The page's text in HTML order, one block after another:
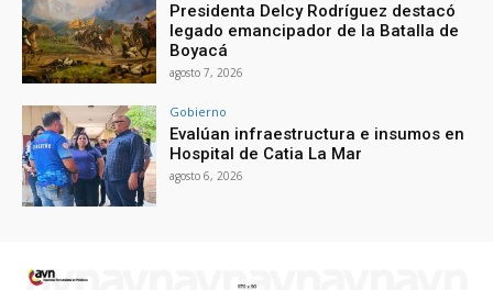
Presidenta Delcy Rodríguez destacó
legado emancipador de la Batalla de
Boyacá
agosto 7, 2026
Gobierno
Evalúan infraestructura e insumos en
Hospital de Catia La Mar
agosto 6, 2026